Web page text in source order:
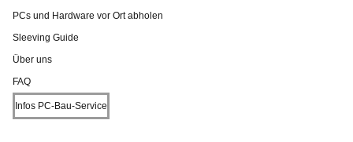
PCs und Hardware vor Ort abholen
Sleeving Guide
Über uns
FAQ
Infos PC-Bau-Service